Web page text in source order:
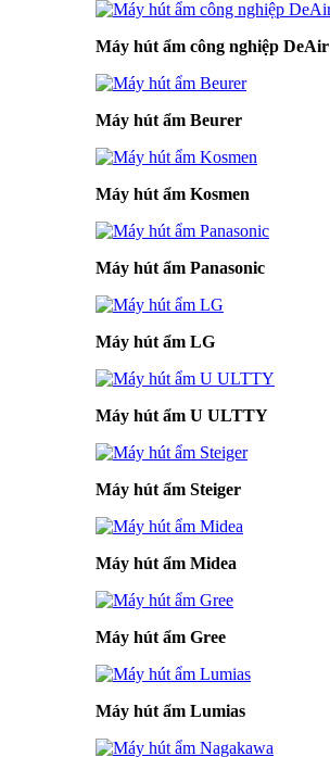
Máy hút ẩm công nghiệp DeAir
Máy hút ẩm Beurer
Máy hút ẩm Kosmen
Máy hút ẩm Panasonic
Máy hút ẩm LG
Máy hút ẩm U ULTTY
Máy hút ẩm Steiger
Máy hút ẩm Midea
Máy hút ẩm Gree
Máy hút ẩm Lumias